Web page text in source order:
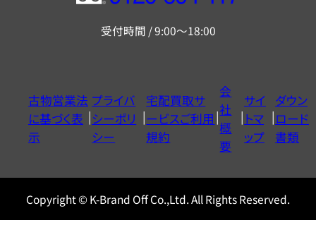
ー
ヤ
ル
0120604117
受付時間 / 9:00～18:00
古物営業法
に基づく表
示
プライバ
シーポリ
シー
宅配買取サ
ービスご利用
規約
会
社
概
要
サイ
トマ
ップ
ダウン
ロード
書類
Copyright © K-Brand Off Co.,Ltd. All Rights Reserved.